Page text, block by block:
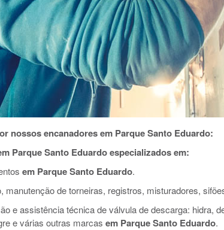
nossos encanadores em Parque Santo Eduardo:
Parque Santo Eduardo especializados em:
em Parque Santo Eduardo.
manutenção de torneiras, registros, misturadores,
e assistência técnica de válvula de descarga: hidra,
e várias outras marcas em Parque Santo Eduardo.